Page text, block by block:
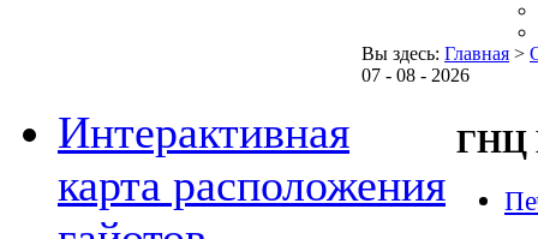
Вы здесь: Главная >
07 - 08 - 2026
Интерактивная
карта расположения
ГНЦ